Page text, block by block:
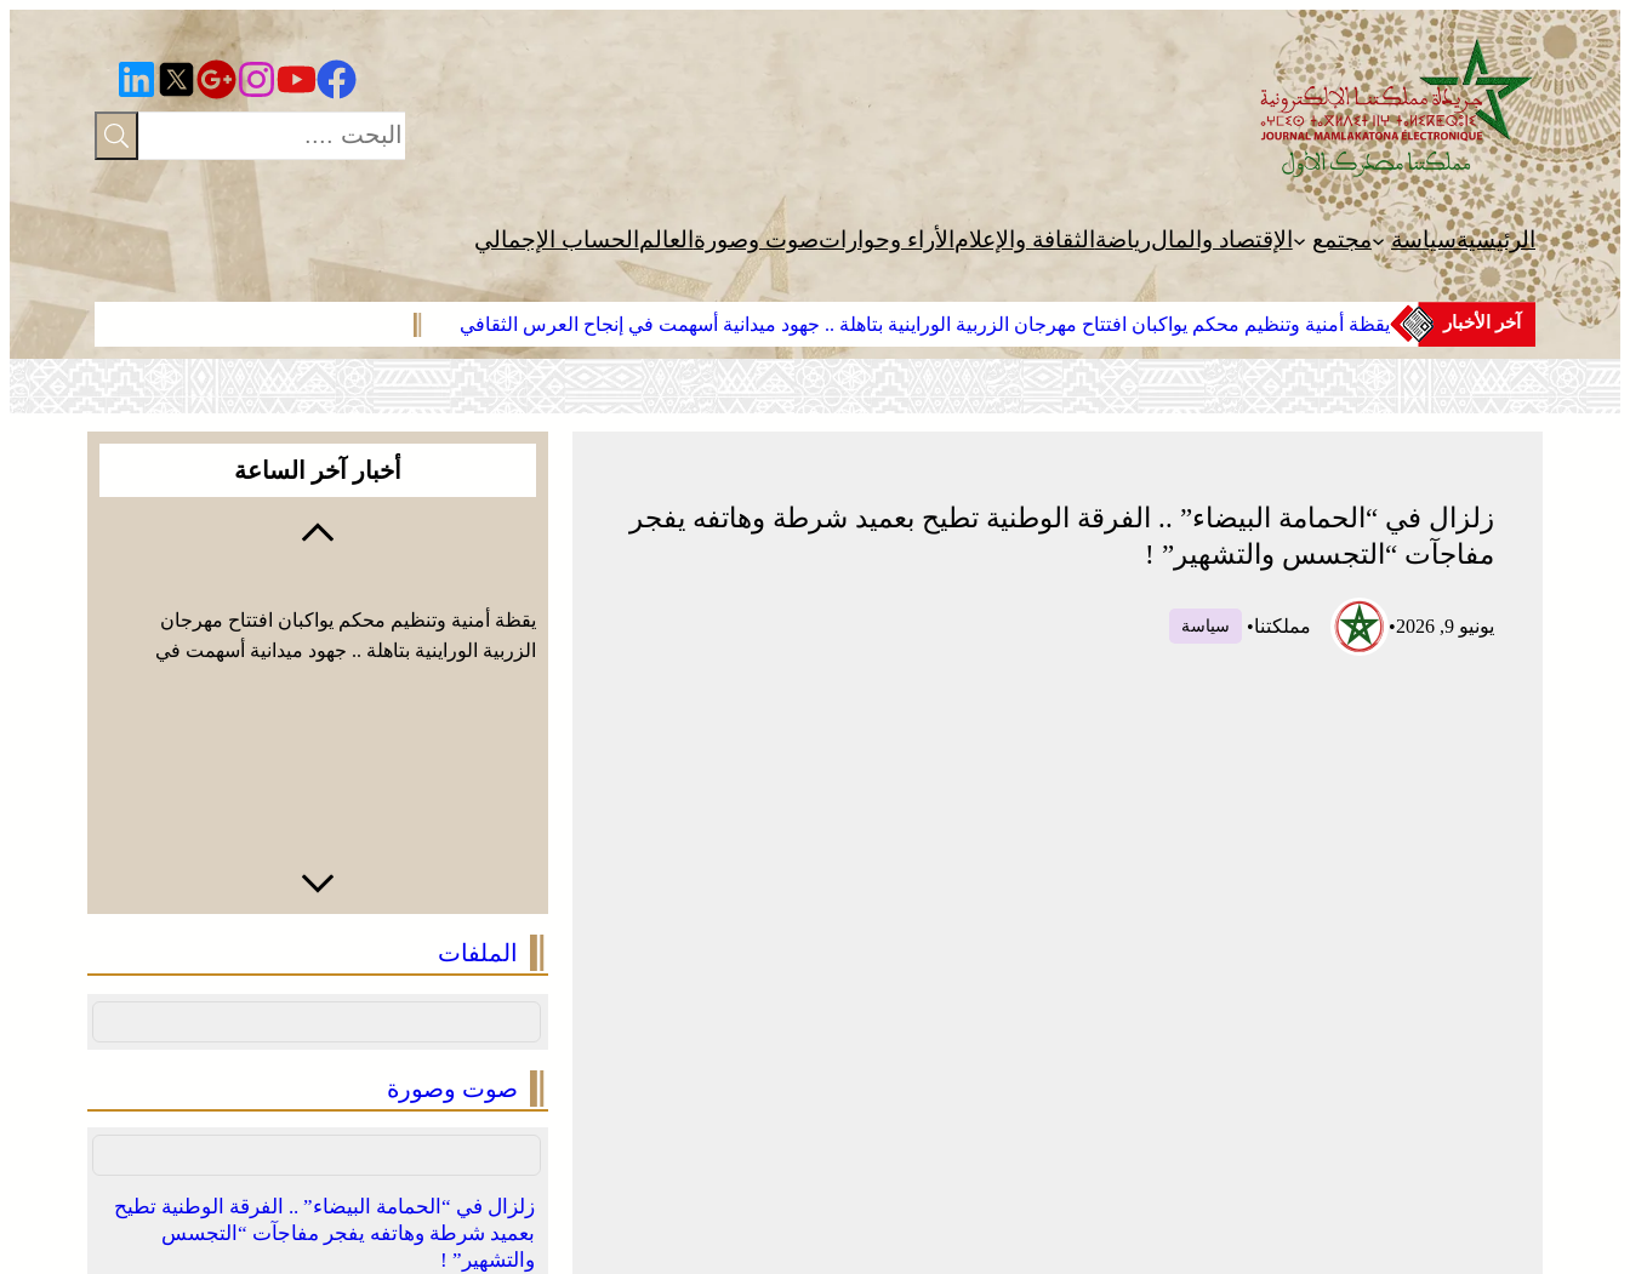
تخطى
إلى
المحتوى
الرئيسيةسياسة مجتمع الإقتصاد والمالرياضة الثقافة والإعلام الأراء وحواراتصوت وصورة العالم الحساب الإجمالي
آخر الأخبار يقظة أمنية وتنظيم محكم يواكبان افتتاح مهرجان الزربية الوراينية بتاهلة .. جهود ميدانية أسهمت في إنجاح العرس الثقافي عائلة
زلزال في “الحمامة البيضاء” .. الفرقة الوطنية تطيح بعميد شرطة وهاتفه يفجر
مفاجآت “التجسس والتشهير” !
يونيو 9, 2026 • مملكتنا• سياسة
أخبار آخر الساعة
يقظة أمنية وتنظيم محكم يواكبان افتتاح مهرجان
الزربية الوراينية بتاهلة .. جهود ميدانية أسهمت في
الملفات
صوت وصورة
زلزال في “الحمامة البيضاء” .. الفرقة الوطنية تطيح
بعميد شرطة وهاتفه يفجر مفاجآت “التجسس
والتشهير” !